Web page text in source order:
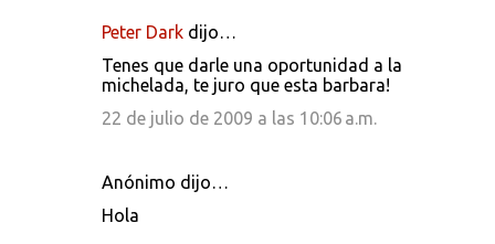
Peter Dark dijo…
Tenes que darle una oportunidad a la
michelada, te juro que esta barbara!
22 de julio de 2009 a las 10:06 a.m.
Anónimo dijo…
Hola